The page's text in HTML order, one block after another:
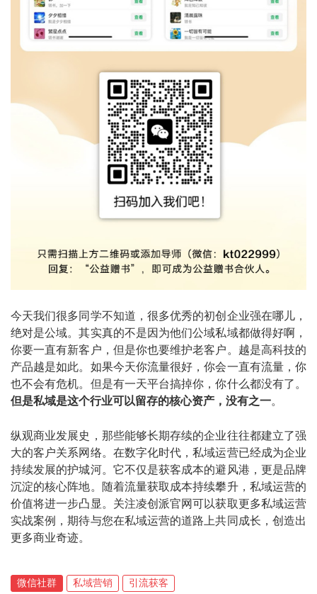
今天我们很多同学不知道，很多优秀的初创企业强在哪儿，
绝对是公域。其实真的不是因为他们公域私域都做得好啊，
你要一直有新客户，但是你也要维护老客户。越是高科技的
产品越是如此。如果今天你流量很好，你会一直有流量，你
也不会有危机。但是有一天平台搞掉你，你什么都没有了。
但是私域是这个行业可以留存的核心资产，没有之一。
纵观商业发展史，那些能够长期存续的企业往往都建立了强
大的客户关系网络。在数字化时代，私域运营已经成为企业
持续发展的护城河。它不仅是获客成本的避风港，更是品牌
沉淀的核心阵地。随着流量获取成本持续攀升，私域运营的
价值将进一步凸显。关注凌创派官网可以获取更多私域运营
实战案例，期待与您在私域运营的道路上共同成长，创造出
更多商业奇迹。
微信社群 私域营销 引流获客